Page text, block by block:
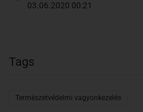
03.06.2020 00:21
Tags
Természetvédelmi vagyonkezelés